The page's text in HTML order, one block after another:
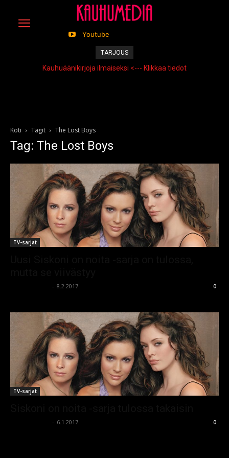
Youtube
TARJOUS
Kauhuäänikirjoja ilmaiseksi <--- Klikkaa tiedot
Koti Tagit The Lost Boys
Tag: The Lost Boys
TV-sarjat
- 8.2.2017 0
TV-sarjat
- 6.1.2017 0